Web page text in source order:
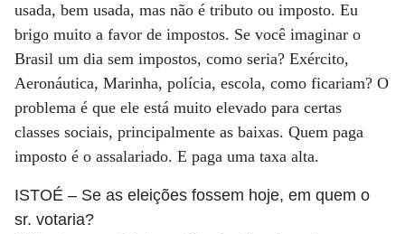
usada, bem usada, mas não é tributo ou imposto. Eu
brigo muito a favor de impostos. Se você imaginar o
Brasil um dia sem impostos, como seria? Exército,
Aeronáutica, Marinha, polícia, escola, como ficariam? O
problema é que ele está muito elevado para certas
classes sociais, principalmente as baixas. Quem paga
imposto é o assalariado. E paga uma taxa alta.
ISTOÉ – Se as eleições fossem hoje, em quem o
sr. votaria?